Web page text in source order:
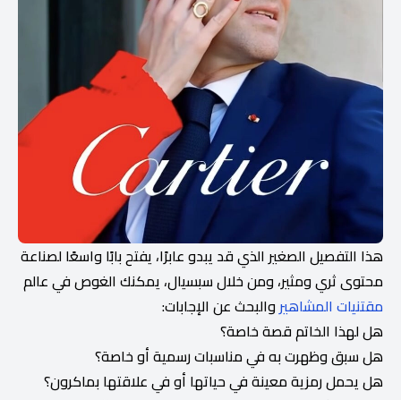
هذا التفصيل الصغير الذي قد يبدو عابرًا، يفتح بابًا واسعًا لصناعة
محتوى ثري ومثير، ومن خلال سبسيال، يمكنك الغوص في عالم
مقتنيات المشاهيروالبحث عن الإجابات:
هل لهذا الخاتم قصة خاصة؟
هل سبق وظهرت به في مناسبات رسمية أو خاصة؟
هل يحمل رمزية معينة في حياتها أو في علاقتها بماكرون؟